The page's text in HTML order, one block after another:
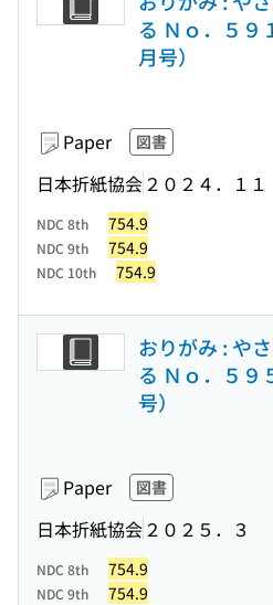
る Ｎｏ．５９
月号）
Paper 図書
日本折紙協会 ２０２４．１１
NDC 8th 754.9
NDC 9th 754.9
NDC 10th 754.9
おりがみ : や
る Ｎｏ．５９
号）
Paper 図書
日本折紙協会 ２０２５．３
NDC 8th 754.9
NDC 9th 754.9